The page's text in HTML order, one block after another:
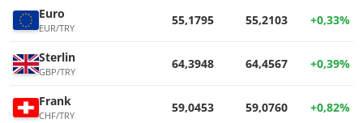
Euro
EUR/TRY
55,1795 55,2103 +0,33%
Sterlin
GBP/TRY
64,3948 64,4567 +0,39%
Frank
CHF/TRY
59,0453 59,0760 +0,82%